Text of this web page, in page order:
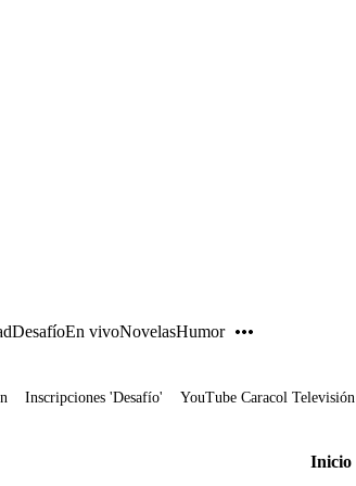
DesafíoEn vivoNovelasHumor
Inscripciones 'Desafío' YouTube Caracol Televisión
Inicio